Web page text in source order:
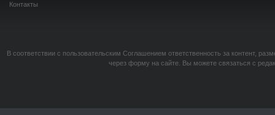
Контакты
В соответствии с пользовательским Соглашением ответственность за контент,
через форму на сайте. Вы можете связаться с